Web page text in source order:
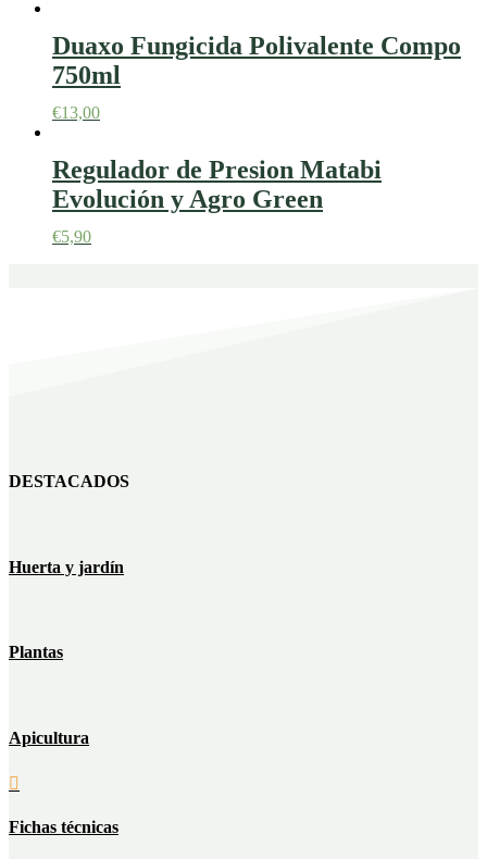
Duaxo Fungicida Polivalente Compo
750ml
€13,00
Regulador de Presion Matabi
Evolución y Agro Green
€5,90
DESTACADOS
Huerta y jardín
Plantas
Apicultura

Fichas técnicas